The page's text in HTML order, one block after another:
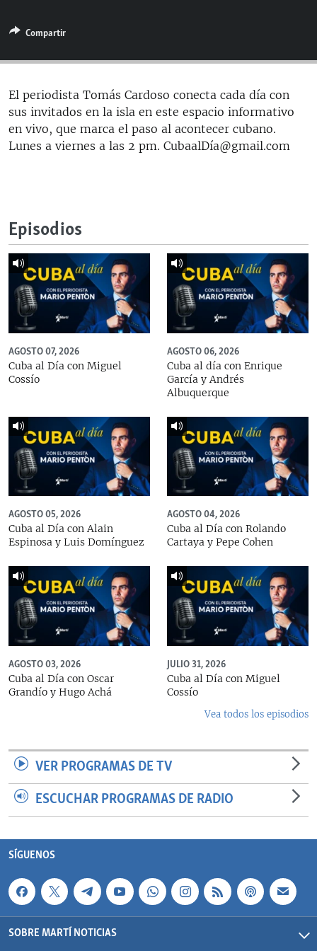
ESPECIALES
ESPECIALES
LA REALIDAD DE LA VIVIENDA EN CUBA
SER VIEJO EN CUBA
KENTU-CUBANO
MULTIMEDIA
EDITORIALES
SÍGUENOS
Compartir
El periodista Tomás Cardoso conecta cada día con
sus invitados en la isla en este espacio informativo
en vivo, que marca el paso al acontecer cubano.
Lunes a viernes a las 2 pm. CubaalDía@gmail.com
Episodios
AGOSTO 07, 2026
Cuba al Día con Miguel
Cossío
AGOSTO 06, 2026
Cuba al día con Enrique
García y Andrés
Albuquerque
AGOSTO 05, 2026
Cuba al Día con Alain
Espinosa y Luis Domínguez
AGOSTO 04, 2026
Cuba al Día con Rolando
Cartaya y Pepe Cohen
AGOSTO 03, 2026
Cuba al Día con Oscar
Grandío y Hugo Achá
JULIO 31, 2026
Cuba al Día con Miguel
Cossío
Vea todos los episodios
VER PROGRAMAS DE TV
ESCUCHAR PROGRAMAS DE RADIO
SÍGUENOS
SOBRE MARTÍ NOTICIAS